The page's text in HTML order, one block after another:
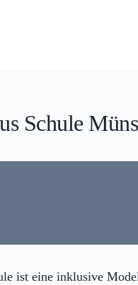
Schule
ist eine inklusive